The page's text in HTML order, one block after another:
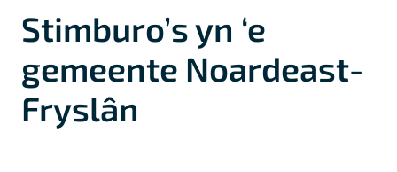
Stimburo’s yn ‘e
gemeente Noardeast-
Fryslân